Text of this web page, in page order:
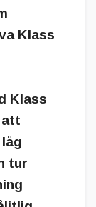
Klass
Klass
att
tur